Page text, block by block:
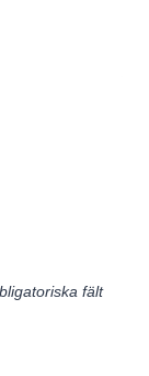
fält